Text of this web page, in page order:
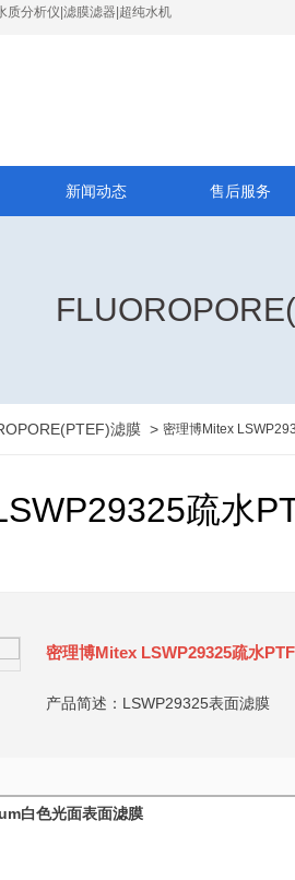
质分析仪|滤膜滤器|超纯水机
新闻动态 售后服务
滤膜 > 密理博Mitex
疏水
密理博Mitex LSWP29325疏水
产品简述：LSWP29325表面滤膜
白色光面表面滤膜